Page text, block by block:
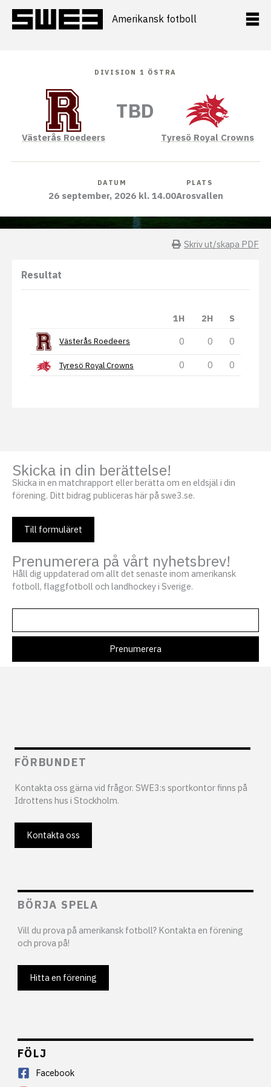
innehåll
Amerikansk fotboll
DIVISION 1 ÖSTRA
Västerås Roedeers
TBD
Tyresö Royal Crowns
DATUM
26 september, 2026 kl. 14.00
PLATS
Arosvallen
Skriv ut/skapa PDF
Resultat
1H 2H S
Västerås Roedeers 0 0 0
Tyresö Royal Crowns 0 0 0
Skicka in din berättelse!
Skicka in en matchrapport eller berätta om en eldsjäl i din
förening. Ditt bidrag publiceras här på swe3.se.
Till formuläret
Prenumerera på vårt nyhetsbrev!
Håll dig uppdaterad om allt det senaste inom amerikansk
fotboll, flaggfotboll och landhockey i Sverige.
FÖRBUNDET
Kontakta oss gärna vid frågor. SWE3:s sportkontor finns på
Idrottens hus i Stockholm.
Kontakta oss
BÖRJA SPELA
Vill du prova på amerikansk fotboll? Kontakta en förening
och prova på!
Hitta en förening
FÖLJ
Facebook